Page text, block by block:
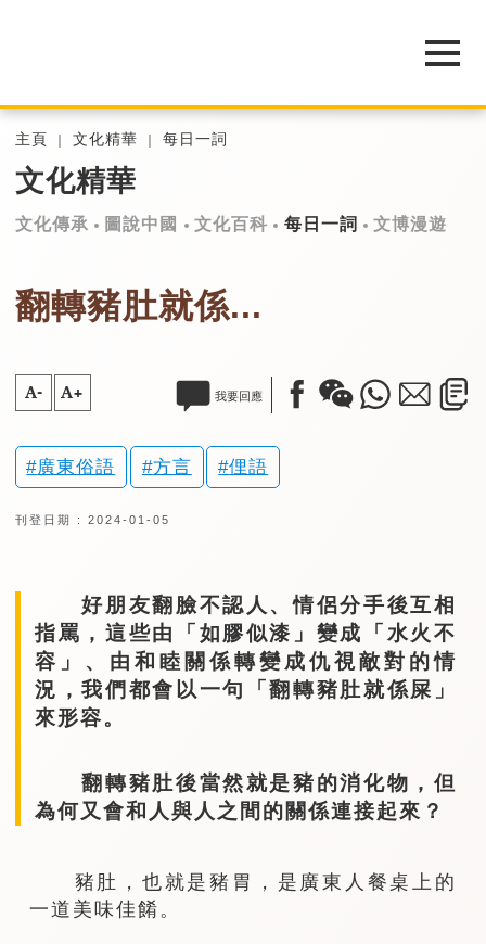
主頁 文化精華 每日一詞
文化精華
文化傳承 圖說中國 文化百科 每日一詞 文博漫遊
翻轉豬肚就係...
A- A+ 我要回應
廣東俗語 方言 俚語
刊登日期 : 2024-01-05
好朋友翻臉不認人、情侶分手後互相
指罵，這些由「如膠似漆」變成「水火不
容」、由和睦關係轉變成仇視敵對的情
況，我們都會以一句「翻轉豬肚就係屎」
來形容。
翻轉豬肚後當然就是豬的消化物，但
為何又會和人與人之間的關係連接起來？
豬肚，也就是豬胃，是廣東人餐桌上的
一道美味佳餚。